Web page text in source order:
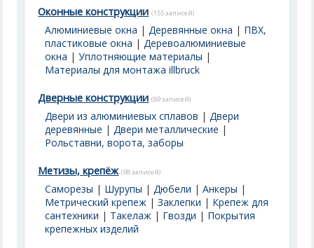
Оконные конструкции (155 записей)
Алюминиевые окна |Деревянные окна | ПВХ,
пластиковые окна |Деревоалюминиевые
окна |Уплотняющие материалы |
Материалы для монтажа illbruck
Дверные конструкции (89 записей)
Двери из алюминиевых сплавов |Двери
деревянные |Двери металлические |
Рольставни, ворота, заборы
Метизы, крепёж (98 записей)
Саморезы | Шурупы |Дюбели |Анкеры |
Метрический крепеж |Заклепки | Крепеж для
сантехники | Такелаж | Гвозди | Покрытия
крепежных изделий